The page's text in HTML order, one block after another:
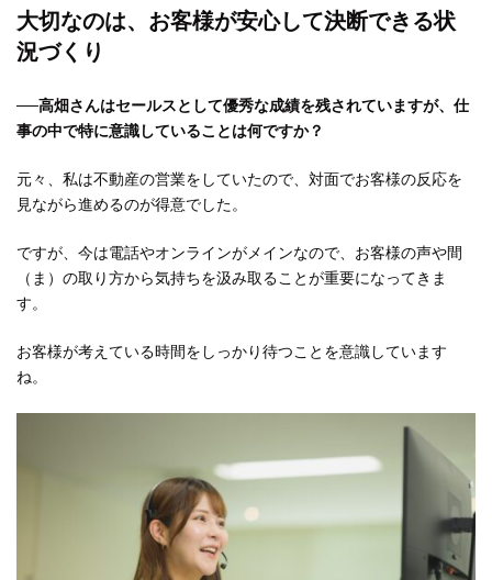
大切なのは、お客様が安心して決断できる状
況づくり
──高畑さんはセールスとして優秀な成績を残されていますが、仕
事の中で特に意識していることは何ですか？
元々、私は不動産の営業をしていたので、対面でお客様の反応を
見ながら進めるのが得意でした。
ですが、今は電話やオンラインがメインなので、お客様の声や間
（ま）の取り方から気持ちを汲み取ることが重要になってきま
す。
お客様が考えている時間をしっかり待つことを意識しています
ね。